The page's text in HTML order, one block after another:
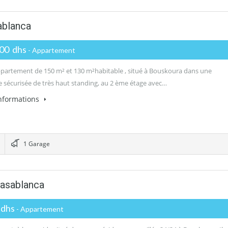
dhs - Appartement
de 150 m² et 130 m²habitable , situé à Bouskoura dans une
sécurisée de très haut standing, au 2 ème étage avec…
1 Garage
- Appartement